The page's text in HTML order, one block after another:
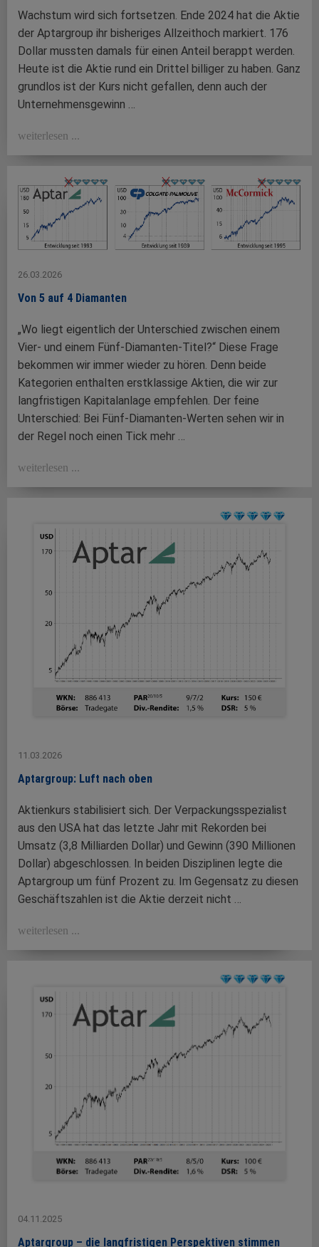
Wachstum wird sich fortsetzen. Ende 2024 hat die Aktie
der Aptargroup ihr bisheriges Allzeithoch markiert. 176
Dollar mussten damals für einen Anteil berappt werden.
Heute ist die Aktie rund ein Drittel billiger zu haben. Ganz
grundlos ist der Kurs nicht gefallen, denn auch der
Unternehmensgewinn …
weiterlesen ...
26.03.2026
Von 5 auf 4 Diamanten
„Wo liegt eigentlich der Unterschied zwischen einem
Vier- und einem Fünf-Diamanten-Titel?“ Diese Frage
bekommen wir immer wieder zu hören. Denn beide
Kategorien enthalten erstklassige Aktien, die wir zur
langfristigen Kapitalanlage empfehlen. Der feine
Unterschied: Bei Fünf-Diamanten-Werten sehen wir in
der Regel noch einen Tick mehr …
weiterlesen ...
11.03.2026
Aptargroup: Luft nach oben
Aktienkurs stabilisiert sich. Der Verpackungsspezialist
aus den USA hat das letzte Jahr mit Rekorden bei
Umsatz (3,8 Milliarden Dollar) und Gewinn (390 Millionen
Dollar) abgeschlossen. In beiden Disziplinen legte die
Aptargroup um fünf Prozent zu. Im Gegensatz zu diesen
Geschäftszahlen ist die Aktie derzeit nicht …
weiterlesen ...
04.11.2025
Aptargroup – die langfristigen Perspektiven stimmen